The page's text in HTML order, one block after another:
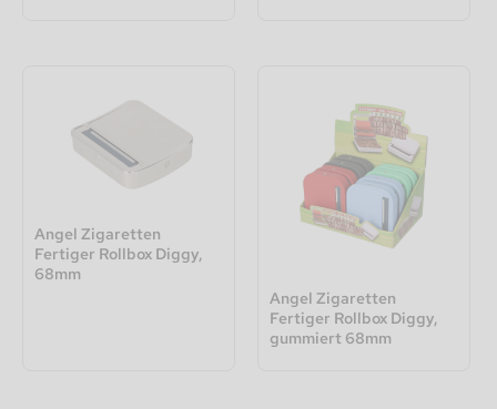
Angel Zigaretten
Fertiger Rollbox Diggy,
68mm
Angel Zigaretten
Fertiger Rollbox Diggy,
gummiert 68mm